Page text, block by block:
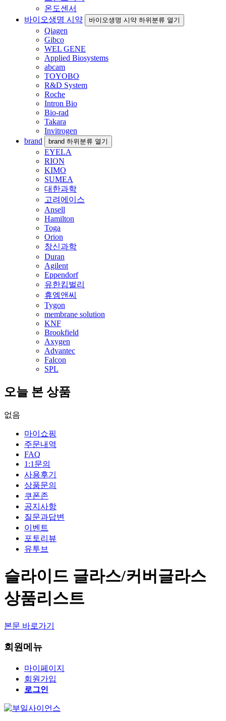
온도센서
바이오생명 시약
바이오생명 시약 하위분류 열기
Qiagen
Gibco
WEL GENE
Applied Biosystems
abcam
TOYOBO
R&D System
Roche
Intron Bio
Bio-rad
Takara
Invitrogen
brand
brand 하위분류 열기
EYELA
RION
KIMO
SUMEA
대한과학
고려에이스
Ansell
Hamilton
Toga
Orion
창신과학
Duran
Agilent
Eppendorf
유한킴벌리
휴엠앤씨
Tygon
membrane solution
KNF
Brookfield
Axygen
Advantec
Falcon
SPL
오늘 본 상품
없음
마이쇼핑
주문내역
FAQ
1:1문의
사용후기
상품문의
쿠폰존
공지사항
질문과답변
이벤트
포토리뷰
유투브
슬라이드 글라스/커버글라스
상품리스트
본문 바로가기
회원메뉴
마이페이지
회원가입
로그인